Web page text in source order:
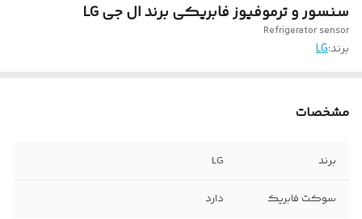
سنسور و ترموفیوز فابریکی برند ال جی LG
Refrigerator sensor
برند:LG
مشخصات
برند LG
سوکت فابریک دارد